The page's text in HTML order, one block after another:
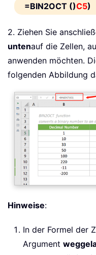
=BIN2OCT ()C5)
2. Ziehen Sie
untenauf die Zellen,
anwenden möchten.
folgenden Abbildung
Hinweise:
In der Formel der
Argument